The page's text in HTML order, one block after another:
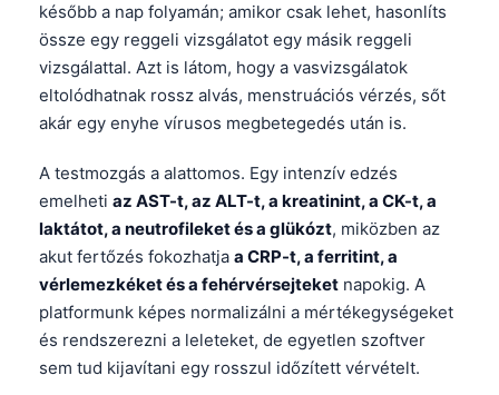
később a nap folyamán; amikor csak lehet, hasonlíts
össze egy reggeli vizsgálatot egy másik reggeli
vizsgálattal. Azt is látom, hogy a vasvizsgálatok
eltolódhatnak rossz alvás, menstruációs vérzés, sőt
akár egy enyhe vírusos megbetegedés után is.
A testmozgás a alattomos. Egy intenzív edzés
emelheti az AST-t, az ALT-t, a kreatinint, a CK-t, a
laktátot, a neutrofileket és a glükózt, miközben az
akut fertőzés fokozhatja a CRP-t, a ferritint, a
vérlemezkéket és a fehérvérsejteket napokig. A
platformunk képes normalizálni a mértékegységeket
és rendszerezni a leleteket, de egyetlen szoftver
sem tud kijavítani egy rosszul időzített vérvételt.